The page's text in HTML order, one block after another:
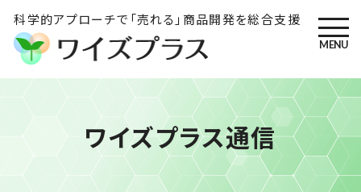
科学的アプローチで「売れる」商品開発を総合支援
ワイズプラス｜鹿児島の特産
品開発・HACCP衛生管理・食
品表示の専門コンサル
MENU
ワイズプラス通信